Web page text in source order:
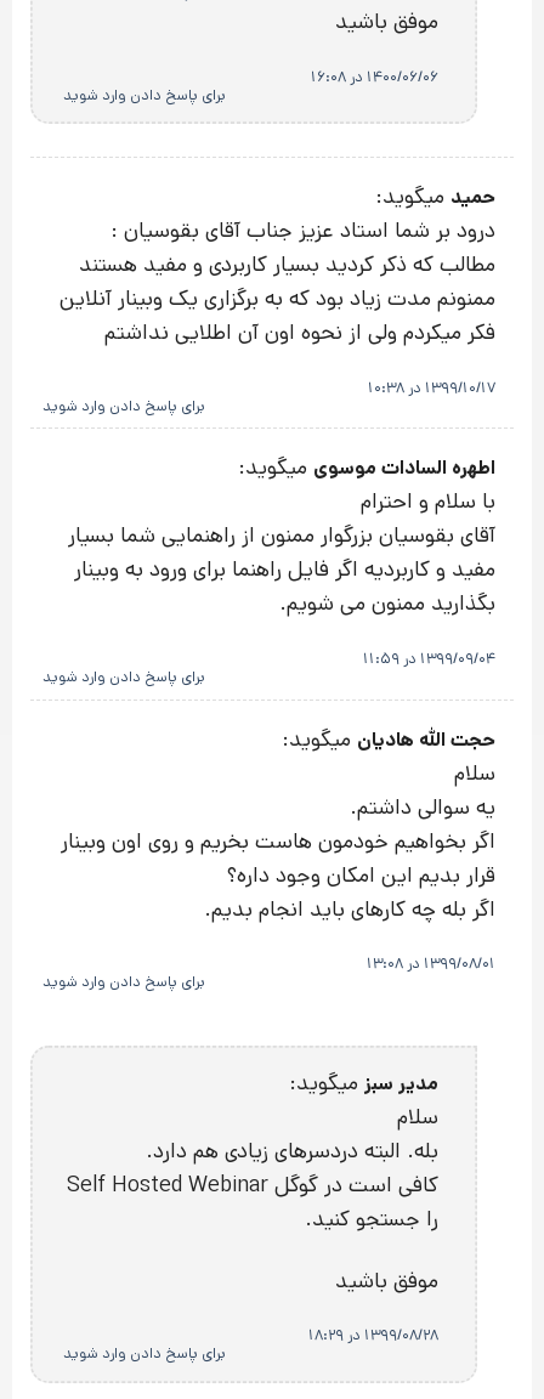
موفق باشید
1400/06/06 در 16:08
برای پاسخ دادن وارد شوید
حمید میگوید:
درود بر شما استاد عزیز جناب آقای بقوسیان :
مطالب که ذکر کردید بسیار کاربردی و مفید هستند
ممنونم مدت زیاد بود که به برگزاری یک وبینار آنلاین
فکر میکردم ولی از نحوه اون آن اطلایی نداشتم
1399/10/17 در 10:38
برای پاسخ دادن وارد شوید
اطهره السادات موسوی میگوید:
با سلام و احترام
آقای بقوسیان بزرگوار ممنون از راهنمایی شما بسیار
مفید و کاربردیه اگر فایل راهنما برای ورود به وبینار
بگذارید ممنون می شویم.
1399/09/04 در 11:59
برای پاسخ دادن وارد شوید
حجت الله هادیان میگوید:
سلام
یه سوالی داشتم.
اگر بخواهیم خودمون هاست بخریم و روی اون وبینار
قرار بدیم این امکان وجود داره؟
اگر بله چه کارهای باید انجام بدیم.
1399/08/01 در 13:08
برای پاسخ دادن وارد شوید
مدیر سبز میگوید:
سلام
بله. البته دردسرهای زیادی هم دارد.
کافی است در گوگل Self Hosted Webinar
را جستجو کنید.
موفق باشید
1399/08/28 در 18:29
برای پاسخ دادن وارد شوید